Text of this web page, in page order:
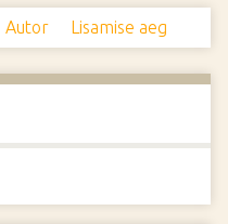
Autor Lisamise aeg